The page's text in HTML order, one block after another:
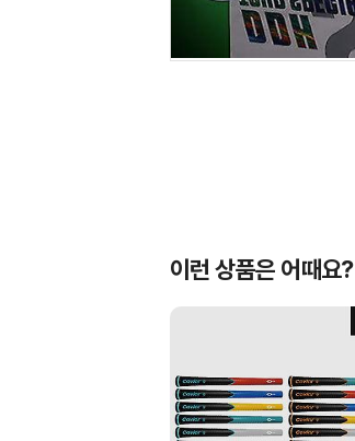
이런 상품은 어때요?